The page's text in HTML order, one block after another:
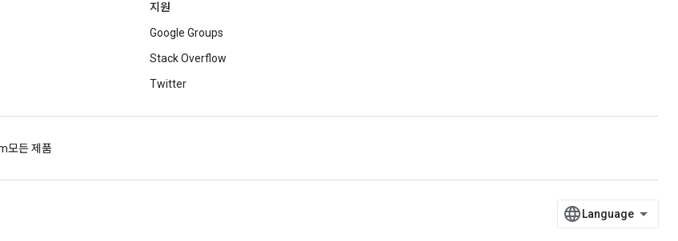
지원
Google Groups
Stack Overflow
Twitter
모든 제품